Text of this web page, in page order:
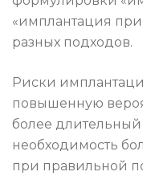
«имплантация при
разных подходов.
Риски
повышенную
более
необходимость
при правильной